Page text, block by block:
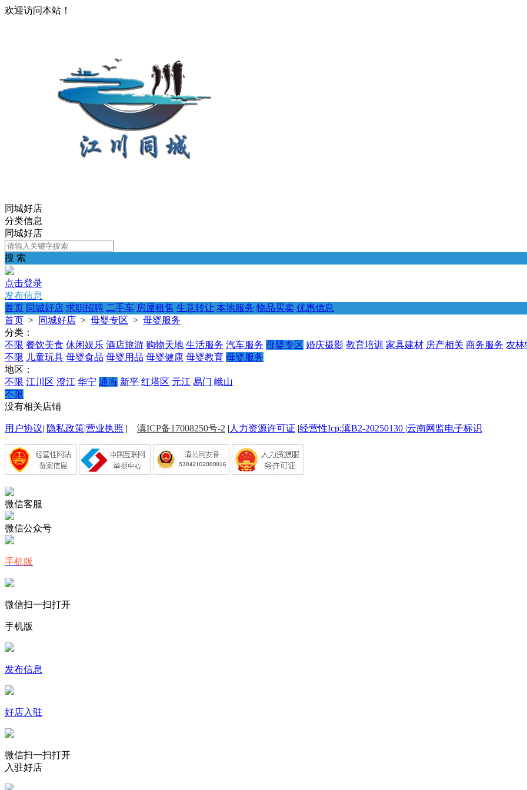
欢迎访问本站！
同城好店
分类信息
同城好店
搜 索
点击登录
发布信息
首页 同城好店 求职招聘 二手车 房屋租售 生意转让 本地服务 物品买卖 优惠信息
首页 > 同城好店 > 母婴专区 > 母婴服务
分类：
不限 餐饮美食 休闲娱乐 酒店旅游 购物天地 生活服务 汽车服务 母婴专区 婚庆摄影 教育培训 家具建材 房产相关 商务服务 农林
不限 儿童玩具 母婴食品 母婴用品 母婴健康 母婴教育 母婴服务
地区：
不限 江川区 澄江 华宁 通海 新平 红塔区 元江 易门 峨山
不限
没有相关店铺
用户协议| 隐私政策|营业执照 | 滇ICP备17008250号-2 | 人力资源许可证 |经营性Icp:滇B2-20250130 |云南网监电子标识
微信客服
微信公众号
手机版
微信扫一扫打开
手机版
发布信息
好店入驻
微信扫一扫打开
入驻好店